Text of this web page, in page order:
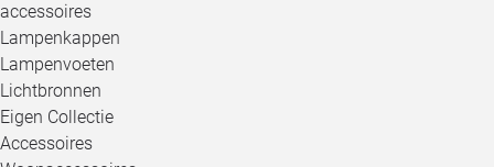
accessoires
Lampenkappen
Lampenvoeten
Lichtbronnen
Eigen Collectie
Accessoires